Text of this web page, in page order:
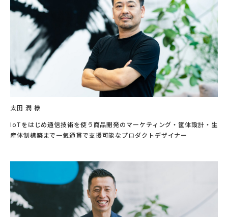
太田 潤 様
IoTをはじめ通信技術を使う商品開発のマーケティング・筐体設計・生
産体制構築まで一気通貫で支援可能なプロダクトデザイナー